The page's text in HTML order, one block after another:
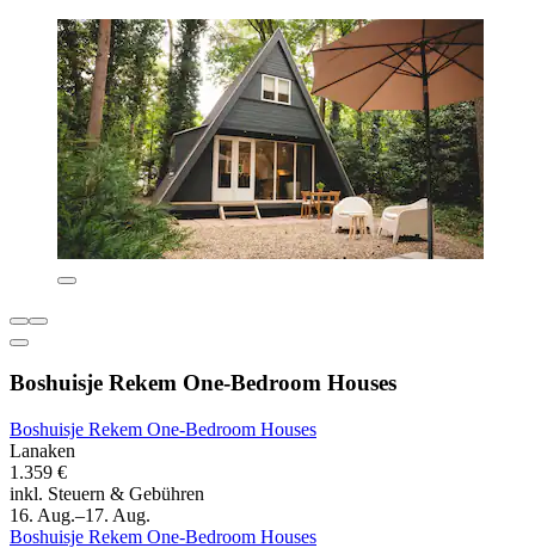
Boshuisje Rekem One-Bedroom Houses
Boshuisje Rekem One-Bedroom Houses
Lanaken
1.359 €
inkl. Steuern & Gebühren
16. Aug.–17. Aug.
Boshuisje Rekem One-Bedroom Houses